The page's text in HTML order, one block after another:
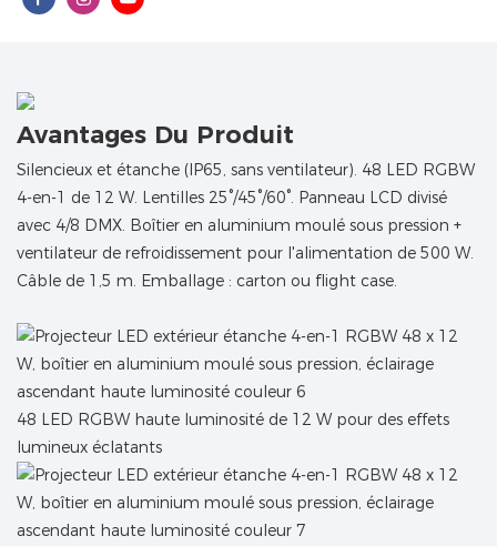
Avantages Du Produit
Silencieux et étanche (IP65, sans ventilateur). 48 LED RGBW
4-en-1 de 12 W. Lentilles 25°/45°/60°. Panneau LCD divisé
avec 4/8 DMX. Boîtier en aluminium moulé sous pression +
ventilateur de refroidissement pour l'alimentation de 500 W.
Câble de 1,5 m. Emballage : carton ou flight case.
48 LED RGBW haute luminosité de 12 W pour des effets
lumineux éclatants